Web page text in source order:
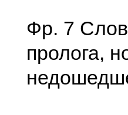
Фр. 7
пролога,